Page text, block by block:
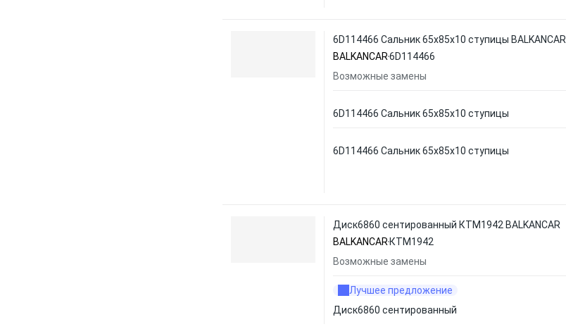
6D114466 Сальник 65х85х10 ступицы BALKANCAR
BALKANCAR6D114466
Возможные замены
6D114466 Сальник 65х85х10 ступицы
6D114466 Сальник 65х85х10 ступицы
Диск6860 сентированный КТМ1942 BALKANCAR
BALKANCAR КТМ1942
Возможные замены
Лучшее предложение
Диск6860 сентированный